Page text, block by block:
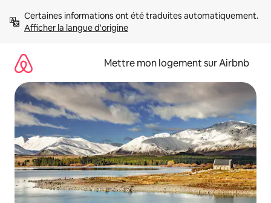
directement
Afficher la langue d'origine
Mettre mon logement sur Airbnb